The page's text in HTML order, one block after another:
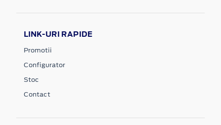
LINK-URI RAPIDE
Promotii
Configurator
Stoc
Contact